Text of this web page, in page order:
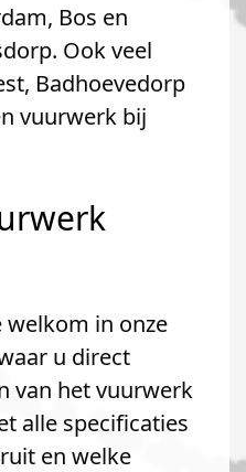
Bos en
Ook veel
Badhoevedorp
vuurwerk bij
welkom in onze
u direct
van het vuurwerk
alle specificaties
en welke